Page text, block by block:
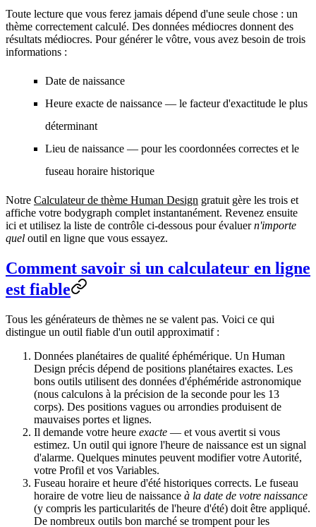
Toute lecture que vous ferez jamais dépend d'une seule chose : un
thème correctement calculé. Des données médiocres donnent des
résultats médiocres. Pour générer le vôtre, vous avez besoin de trois
informations :
Date de naissance
Heure exacte de naissance — le facteur d'exactitude le plus
déterminant
Lieu de naissance — pour les coordonnées correctes et le
fuseau horaire historique
Notre Calculateur de thème Human Design gratuit gère les trois et
affiche votre bodygraph complet instantanément. Revenez ensuite
ici et utilisez la liste de contrôle ci-dessous pour évaluern'importe
quel outil en ligne que vous essayez.
Comment savoir si un calculateur en ligne
est fiable
Tous les générateurs de thèmes ne se valent pas. Voici ce qui
distingue un outil fiable d'un outil approximatif :
Données planétaires de qualité éphémérique. Un Human
Design précis dépend de positions planétaires exactes. Les
bons outils utilisent des données d'éphéméride astronomique
(nous calculons à la précision de la seconde pour les 13
corps). Des positions vagues ou arrondies produisent de
mauvaises portes et lignes.
Il demande votre heure exacte — et vous avertit si vous
estimez. Un outil qui ignore l'heure de naissance est un signal
d'alarme. Quelques minutes peuvent modifier votre Autorité,
votre Profil et vos Variables.
Fuseau horaire et heure d'été historiques corrects. Le fuseau
horaire de votre lieu de naissance à la date de votre naissance
(y compris les particularités de l'heure d'été) doit être appliqué.
De nombreux outils bon marché se trompent pour les